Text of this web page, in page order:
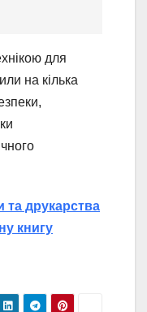
для
на кілька
та друкарства
книгу